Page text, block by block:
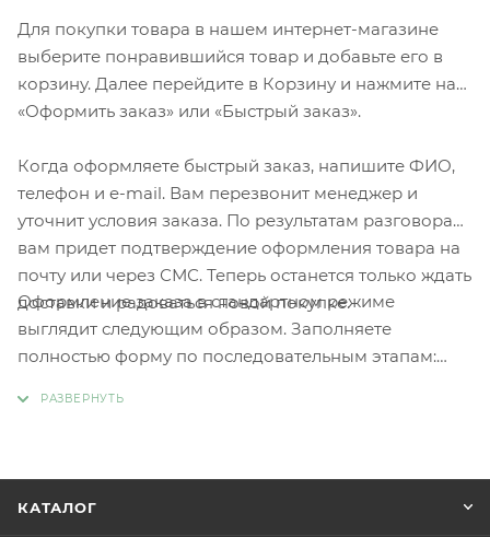
Для покупки товара в нашем интернет-магазине
выберите понравившийся товар и добавьте его в
корзину. Далее перейдите в Корзину и нажмите на
«Оформить заказ» или «Быстрый заказ».
Когда оформляете быстрый заказ, напишите ФИО,
телефон и e-mail. Вам перезвонит менеджер и
уточнит условия заказа. По результатам разговора
вам придет подтверждение оформления товара на
почту или через СМС. Теперь останется только ждать
доставки и радоваться новой покупке.
Оформление заказа в стандартном режиме
выглядит следующим образом. Заполняете
полностью форму по последовательным этапам:
КАТАЛОГ